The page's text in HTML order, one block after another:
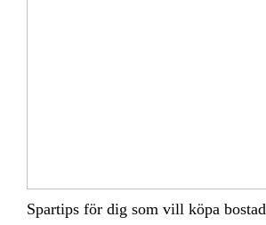
Spartips för dig som vill köpa bostad